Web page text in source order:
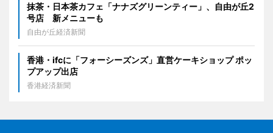
抹茶・日本茶カフェ「ナナズグリーンティー」、自由が丘2
号店 新メニューも
自由が丘経済新聞
香港・ifcに「フォーシーズンズ」直営ケーキショップ ポッ
プアップ出店
香港経済新聞